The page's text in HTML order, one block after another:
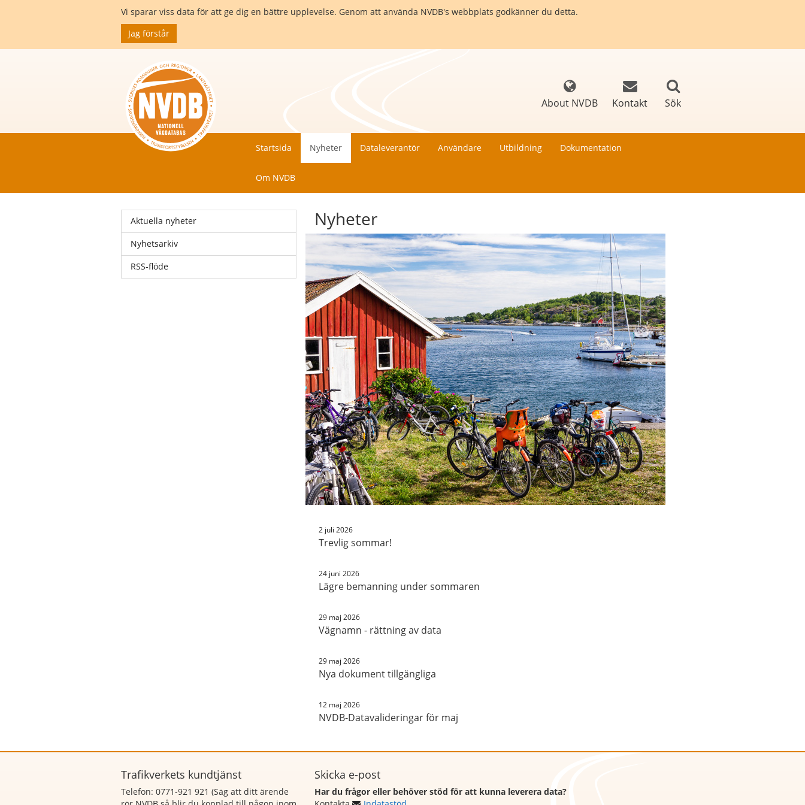
Vi sparar viss data för att ge dig en bättre upplevelse. Genom att använda NVDB's webbplats godkänner du detta.
Jag förstår
Sök
Startsida Nyheter Dataleverantör Användare Utbildning Dokumentation
Om NVDB
About NVDB Kontakt
Aktuella nyheter
Nyhetsarkiv
RSS-flöde
Nyheter
2 juli 2026
Trevlig sommar!
24 juni 2026
Lägre bemanning under sommaren
29 maj 2026
Vägnamn - rättning av data
29 maj 2026
Nya dokument tillgängliga
12 maj 2026
NVDB-Datavalideringar för maj
Trafikverkets kundtjänst
Telefon: 0771-921 921 (Säg att ditt ärende
Skicka e-post
Har du frågor eller behöver stöd för att kunna leverera data?